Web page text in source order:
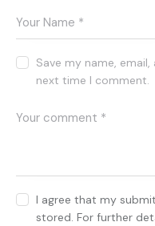
Save my name,
next time I comment.
I agree that my
stored. For further